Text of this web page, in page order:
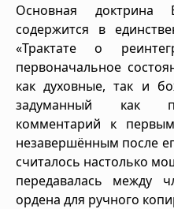
Основная доктрина
содержится в
«Трактате о
первоначальное
как духовные, так и
задуманный как
комментарий к
незавершённым после
считалось настолько
передавалась между
ордена для ручного